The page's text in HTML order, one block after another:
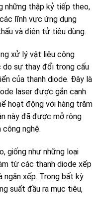
những thập kỷ tiếp theo,
lĩnh vực ứng dụng
và điện tử tiêu dùng.
xử lý vật liệu công
sự thay đổi trong cấu
của thanh diode. Đây là
laser được gắn cạnh
hoạt động với hàng trăm
này đã được mở rộng
nghệ.
giống như những loại
từ các thanh diode xếp
ngăn xếp. Trong bất kỳ
suất đầu ra mục tiêu,